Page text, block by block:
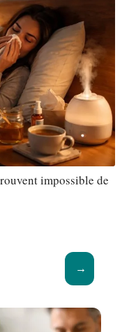
impossible de